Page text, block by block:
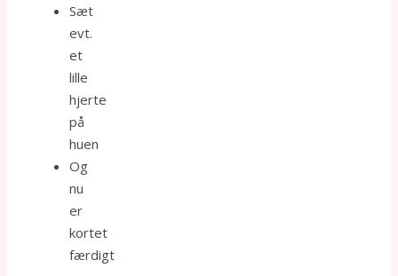
Sæt
evt.
et
lille
hjerte
på
huen
Og
nu
er
kortet
færdigt